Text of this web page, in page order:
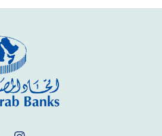
YouTube